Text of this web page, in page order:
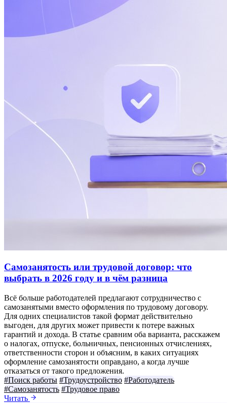
Самозанятость или трудовой договор: что
выбрать в 2026 году и в чём разница
Всё больше работодателей предлагают сотрудничество с
самозанятыми вместо оформления по трудовому договору.
Для одних специалистов такой формат действительно
выгоден, для других может привести к потере важных
гарантий и дохода. В статье сравним оба варианта, расскажем
о налогах, отпуске, больничных, пенсионных отчислениях,
ответственности сторон и объясним, в каких ситуациях
оформление самозанятости оправдано, а когда лучше
отказаться от такого предложения.
#Поиск работы #Трудоустройство #Работодатель
#Самозанятость #Трудовое право
Читать